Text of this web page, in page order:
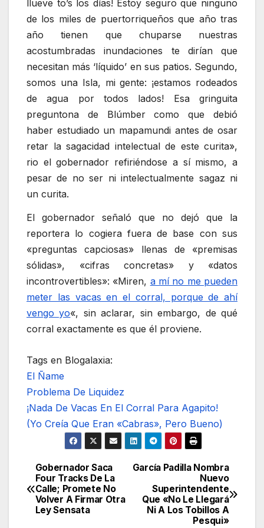
llueve to’s los días! Estoy seguro que ninguno
de los miles de puertorriqueños que año tras
año tienen que chuparse nuestras
acostumbradas inundaciones te dirían que
necesitan más ‘líquido’ en sus patios. Segundo,
somos una Isla, mi gente: ¡estamos rodeados
de agua por todos lados! Esa gringuita
preguntona de Blúmber como que debió
haber estudiado un mapamundi antes de osar
retar la sagacidad intelectual de este curita»,
rio el gobernador refiriéndose a sí mismo, a
pesar de no ser ni intelectualmente sagaz ni
un curita.
El gobernador señaló que no dejó que la
reportera lo cogiera fuera de base con sus
«preguntas capciosas» llenas de «premisas
sólidas», «cifras concretas» y «datos
incontrovertibles»: «Miren, a mí no me pueden
meter las vacas en el corral, porque de ahí
vengo yo«, sin aclarar, sin embargo, de qué
corral exactamente es que él proviene.
Tags en Blogalaxia:
El Ñame
Problema De Liquidez
¡Nada De Vacas En El Corral Para Agapito!
(Yo Creía Que Eran «Cabras», Pero Bueno)
Navegación
de
entradas
García Padilla Nombra
Nuevo
Superintendente
Que «No Le Llegará
Ni A Los Tobillos A
Pesqui»
Gobernador Saca
Four Tracks De La
Calle; Promete No
Volver A Firmar Otra
Ley Sensata